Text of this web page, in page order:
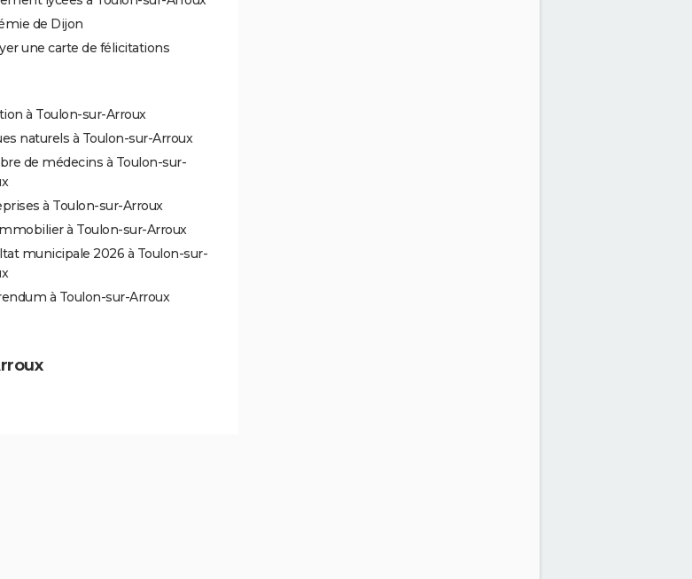
de Dijon
une carte de félicitations
à Toulon-sur-Arroux
naturels à Toulon-sur-Arroux
de médecins à Toulon-sur-
à Toulon-sur-Arroux
à Toulon-sur-Arroux
municipale 2026 à Toulon-sur-
à Toulon-sur-Arroux